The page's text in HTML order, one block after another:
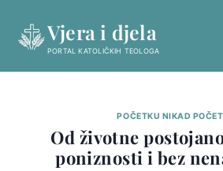
content
Vjera i djela
PORTAL KATOLIČKIH TEOLOGA
POČETKU NIKAD
Od životne
poniznosti i bez